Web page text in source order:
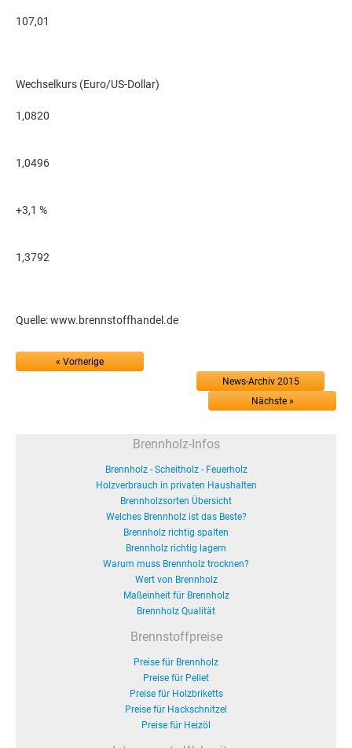
107,01
Wechselkurs (Euro/US-Dollar)
1,0820
1,0496
+3,1 %
1,3792
Quelle: www.brennstoffhandel.de
« Vorherige
News-Archiv 2015
Nächste »
Brennholz-Infos
Brennholz - Scheitholz - Feuerholz
Holzverbrauch in privaten Haushalten
Brennholzsorten Übersicht
Welches Brennholz ist das Beste?
Brennholz richtig spalten
Brennholz richtig lagern
Warum muss Brennholz trocknen?
Wert von Brennholz
Maßeinheit für Brennholz
Brennholz Qualität
Brennstoffpreise
Preise für Brennholz
Preise für Pellet
Preise für Holzbriketts
Preise für Hackschnitzel
Preise für Heizöl